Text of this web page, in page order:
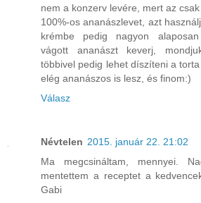
nem a konzerv levére, mert az
100%-os ananászlevet, azt
krémbe pedig nagyon
vágott ananászt keverj,
többivel pedig lehet díszíteni a
elég ananászos is lesz, és finom:)
Válasz
Névtelen 2015. január 22. 21:02
Ma megcsináltam, mennyei.
mentettem a receptet a
Gabi